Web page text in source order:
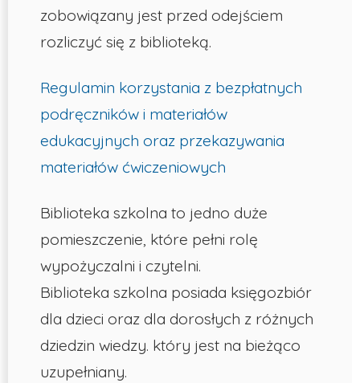
zobowiązany jest przed odejściem
rozliczyć się z biblioteką.
Regulamin korzystania z bezpłatnych
podręczników i materiałów
edukacyjnych oraz przekazywania
materiałów ćwiczeniowych
Biblioteka szkolna to jedno duże
pomieszczenie, które pełni rolę
wypożyczalni i czytelni.
Biblioteka szkolna posiada księgozbiór
dla dzieci oraz dla dorosłych z różnych
dziedzin wiedzy. który jest na bieżąco
uzupełniany.